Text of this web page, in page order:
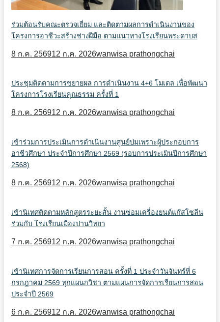
ร่วมต้อนรับคณะตรวจเยี่ยม และติดตามผลการดำเนินงานของ
โครงการอาชีวะสร้างช่างฝีมือ ตามแนวทางโรงเรียนพระดาบส
8 ก.ค. 256912 ก.ค. 2026wanwisa prathongchai
ประชุมติดตามการขยายผล การดำเนินงาน 4+6 โมเดล เพื่อพัฒนา
โครงการโรงเรียนคุณธรรม ครั้งที่ 1
8 ก.ค. 256912 ก.ค. 2026wanwisa prathongchai
เข้าร่วมการประเมินการดำเนินงานศูนย์บ่มเพราะผู้ประกอบการ
อาชีวศึกษา ประจำปีการศึกษา 2569 (รอบการประเมินปีการศึกษา
2568)
8 ก.ค. 256912 ก.ค. 2026wanwisa prathongchai
เข้านิเทศติดตามหลักสูตรระยะสั้น งานซ่อมเครื่องยนต์แก๊สโซลีน
ร่วมกับ โรงเรียนเมืองปานวิทยา
7 ก.ค. 256912 ก.ค. 2026wanwisa prathongchai
เข้านิเทศการจัดการเรียนการสอน ครั้งที่ 1 ประจำวันจันทร์ที่ 6
กรกฎาคม 2569 ทุกแผนกวิชา ตามแผนการจัดการเรียนการสอน
ประจำปี 2569
6 ก.ค. 256912 ก.ค. 2026wanwisa prathongchai